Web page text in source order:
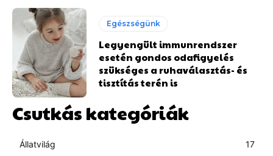
Egészségünk
Legyengült immunrendszer
esetén gondos odafigyelés
szükséges a ruhaválasztás- és
tisztítás terén is
Csutkás kategóriák
Állatvilág
17